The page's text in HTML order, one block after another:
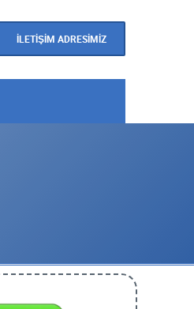
İLETİŞİM ADRESİMİZ